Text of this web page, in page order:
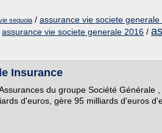
sequoia / assurance vie societe
assurance vie societe generale 2016 /
Insurance
du groupe Société Générale
d'euros, gère 95 milliards d'euros